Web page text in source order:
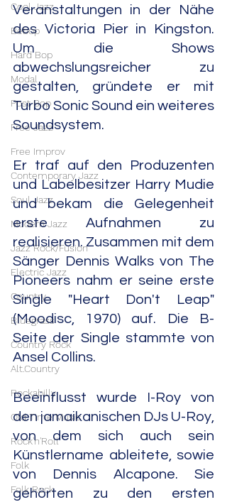
Cool Jazz
Bebop
Hard Bop
Modal
Post Bop
Free Jazz
Free Improv
Contemporary Jazz
Soul Jazz
Modern Jazz
Jazz Rock/Fusion
Electric Jazz
Country
Bluegrass
Country Rock
Alt.Country
Rockabilly
Old Time Music
Rock'n'Roll
Folk
Folk Rock
Veranstaltungen in der Nähe
des Victoria Pier in Kingston.
Um die Shows
abwechslungsreicher zu
gestalten, gründete er mit
Turbo Sonic Sound ein weiteres
Soundsystem.
Er traf auf den Produzenten
und Labelbesitzer Harry Mudie
und bekam die Gelegenheit
erste Aufnahmen zu
realisieren. Zusammen mit dem
Sänger Dennis Walks von The
Pioneers nahm er seine erste
Single "Heart Don't Leap"
(Moodisc, 1970) auf. Die B-
Seite der Single stammte von
Ansel Collins.
Beeinflusst wurde I-Roy von
den jamaikanischen DJs U-Roy,
von dem sich auch sein
Künstlername ableitete, sowie
von Dennis Alcapone. Sie
gehörten zu den ersten